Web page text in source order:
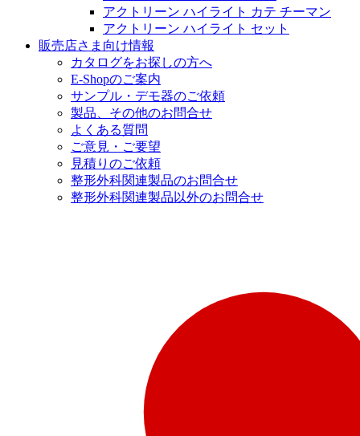
アクトリーン ハイライト カテ チーマン
アクトリーン ハイライト セット
販売店さま向け情報
カタログをお探しの方へ
E-Shopのご案内
サンプル・デモ器のご依頼
製品、その他のお問合せ
よくある質問
ご意見・ご要望
見積りのご依頼
整形外科関連製品のお問合せ
整形外科関連製品以外のお問合せ